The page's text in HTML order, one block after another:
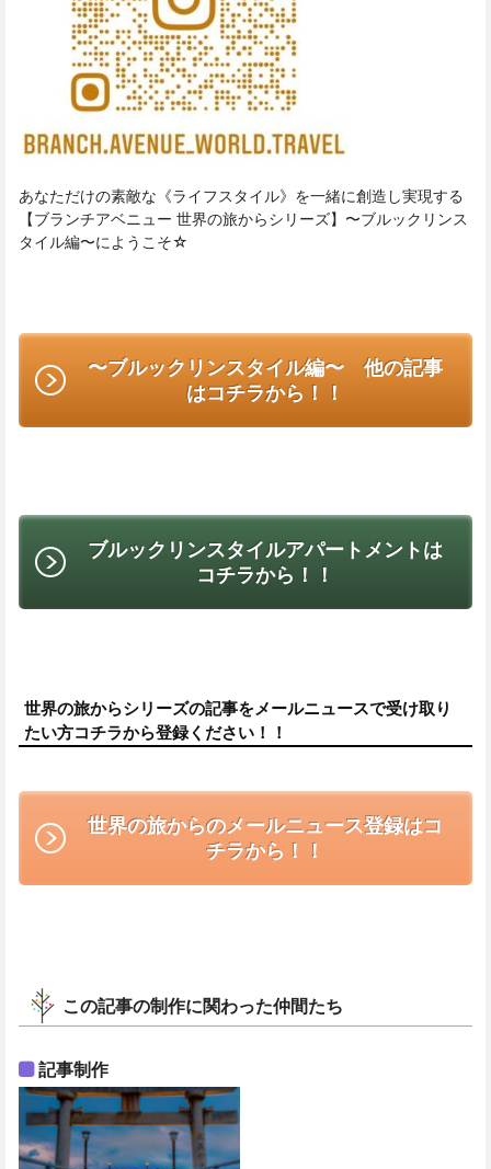
あなただけの素敵な《ライフスタイル》を一緒に創造し実現する
【ブランチアベニュー 世界の旅からシリーズ】〜ブルックリンス
タイル編〜にようこそ☆
〜ブルックリンスタイル編〜 他の記事
はコチラから！！
ブルックリンスタイルアパートメントは
コチラから！！
世界の旅からシリーズの記事をメールニュースで受け取り
たい方コチラから登録ください！！
世界の旅からのメールニュース登録はコ
チラから！！
この記事の制作に関わった仲間たち
記事制作